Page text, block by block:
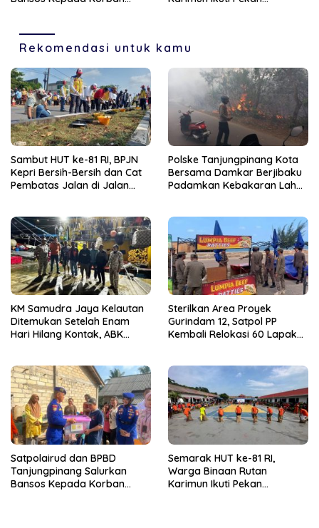
Rekomendasi untuk kamu
Sambut HUT ke-81 RI, BPJN
Kepri Bersih-Bersih dan Cat
Pembatas Jalan di Jalan
Polske Tanjungpinang Kota
Bersama Damkar Berjibaku
Padamkan Kebakaran Lahan
KM Samudra Jaya Kelautan
Ditemukan Setelah Enam
Hari Hilang Kontak, ABK
Sterilkan Area Proyek
Gurindam 12, Satpol PP
Kembali Relokasi 60 Lapak
Satpolairud dan BPBD
Tanjungpinang Salurkan
Bansos Kepada Korban
Semarak HUT ke-81 RI,
Warga Binaan Rutan
Karimun Ikuti Pekan